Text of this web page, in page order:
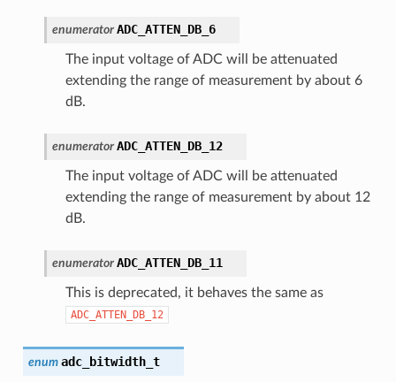
enumerator ADC_ATTEN_DB_6
The input voltage of ADC will be attenuated
extending the range of measurement by about 6
dB.
enumerator ADC_ATTEN_DB_12
The input voltage of ADC will be attenuated
extending the range of measurement by about 12
dB.
enumerator ADC_ATTEN_DB_11
This is deprecated, it behaves the same as
ADC_ATTEN_DB_12
enum adc_bitwidth_t